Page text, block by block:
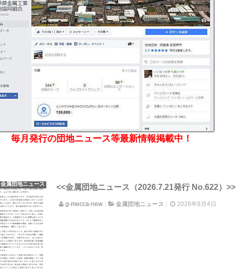
毎月発行の団地ニュース等最新情報掲載中！
金属団地ニュース <<金属団地ニュース（2026.7.21発行 No.622）>>
g-mecca-new 金属団地ニュース 2026年8月4日